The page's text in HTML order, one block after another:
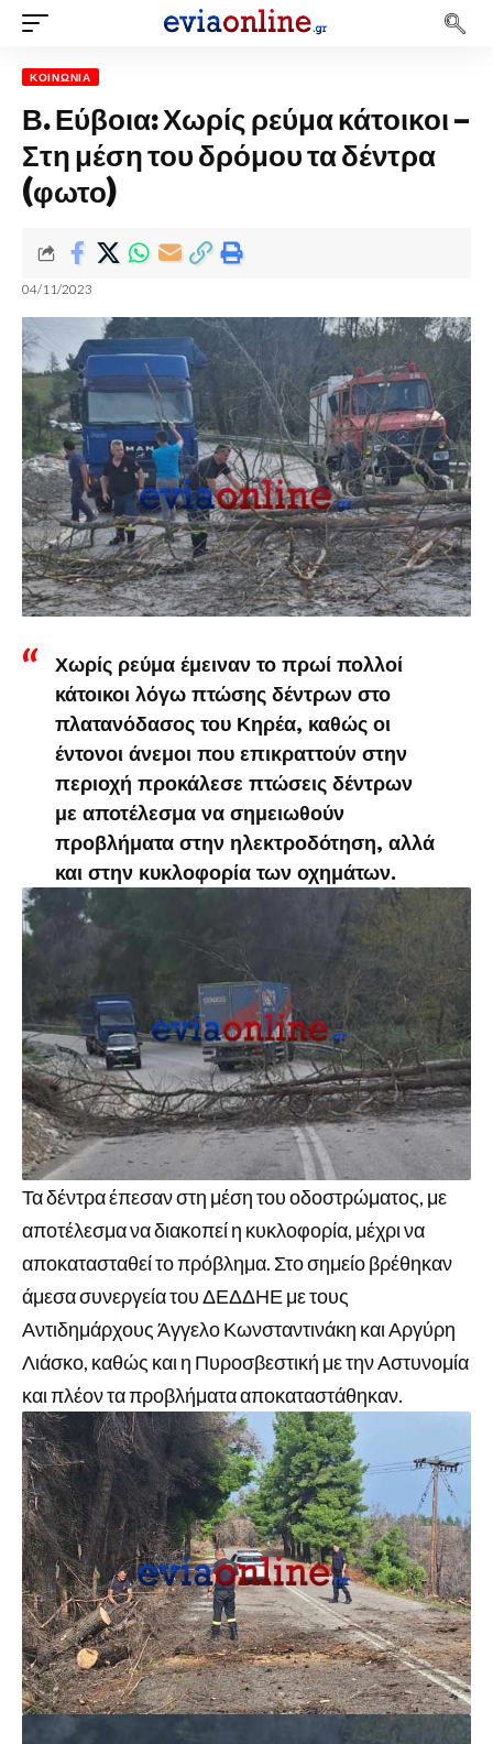
ΚΟΙΝΩΝΊΑ
Β. Εύβοια: Χωρίς ρεύμα κάτοικοι –
Στη μέση του δρόμου τα δέντρα
(φωτο)
04/11/2023
Χωρίς ρεύμα έμειναν το πρωί πολλοί
κάτοικοι λόγω πτώσης δέντρων στο
πλατανόδασος του Κηρέα, καθώς οι
έντονοι άνεμοι που επικραττούν στην
περιοχή προκάλεσε πτώσεις δέντρων
με αποτέλεσμα να σημειωθούν
προβλήματα στην ηλεκτροδότηση, αλλά
και στην κυκλοφορία των οχημάτων.
Τα δέντρα έπεσαν στη μέση του οδοστρώματος, με
αποτέλεσμα να διακοπεί η κυκλοφορία, μέχρι να
αποκατασταθεί το πρόβλημα. Στο σημείο βρέθηκαν
άμεσα συνεργεία του ΔΕΔΔΗΕ με τους
Αντιδημάρχους Άγγελο Κωνσταντινάκη και Αργύρη
Λιάσκο, καθώς και η Πυροσβεστική με την Αστυνομία
και πλέον τα προβλήματα αποκαταστάθηκαν.